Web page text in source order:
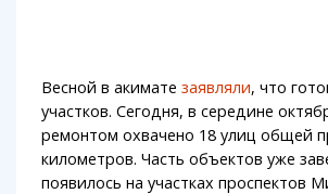
Весной в акимате заявляли, что
участков. Сегодня, в середине
ремонтом охвачено 18 улиц общей
километров. Часть объектов уже
появилось на участках проспектов